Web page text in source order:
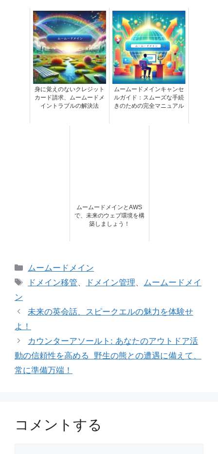
身に覚えのないクレジット
カード請求、ムームードメ
イントラブルの解決法
ムームードメインキャンセ
ルガイド：スムーズな手続
きのための完全マニュアル
ムームードメインとAWS
で、未来のウェブ環境を構
築しましょう！
カ
テ
ー
ムームードメイン
タ
ドメイン移管、 ドメイン管理、 ムームードメイ
ン
未来の英会話、スピークエルの魅力を体験せ
よ！
カウンターアソールト: あなたのアウトドア活
動の信頼性を高める 野生の熊との遭遇に備えて、
常に準備万端！
コメントする